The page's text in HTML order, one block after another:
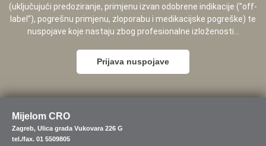
(uključujući predoziranje, primjenu izvan odobrene indikacije (”off-
label”), pogrešnu primjenu, zloporabu i medikacijske pogreške) te
nuspojave koje nastaju zbog profesionalne izloženosti...
Prijava nuspojave
Mijelom CRO
Zagreb, Ulica grada Vukovara 226 G
tel./fax. 01 5509805